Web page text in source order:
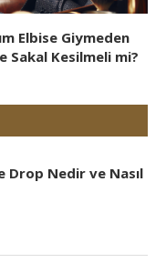
Elbise Giymeden
Sakal Kesilmeli mi?
Drop Nedir ve Nasıl